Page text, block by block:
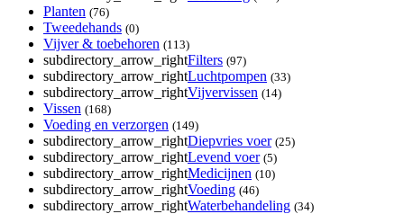
Planten (76)
Tweedehands (0)
Vijver & toebehoren (113)
subdirectory_arrow_rightFilters (97)
subdirectory_arrow_rightLuchtpompen (33)
subdirectory_arrow_rightVijvervissen (14)
Vissen (168)
Voeding en verzorgen (149)
subdirectory_arrow_rightDiepvries voer (25)
subdirectory_arrow_rightLevend voer (5)
subdirectory_arrow_rightMedicijnen (10)
subdirectory_arrow_rightVoeding (46)
subdirectory_arrow_rightWaterbehandeling (34)